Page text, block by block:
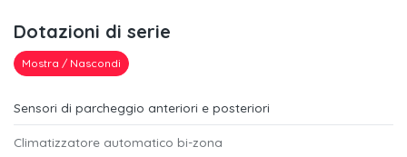
Dotazioni di serie
Mostra / Nascondi
Sensori di parcheggio anteriori e posteriori
Climatizzatore automatico bi-zona